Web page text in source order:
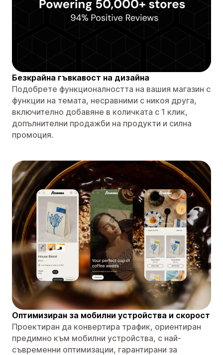
Безкрайна гъвкавост на дизайна
Подобрете функционалността на вашия магазин с
функции на темата, несравними с никоя друга,
включително добавяне в количката с 1 клик,
допълнителни продажби на продукти и силна
промоция.
Оптимизиран за мобилни устройства и скорост
Проектиран да конвертира трафик, ориентиран
предимно към мобилни устройства, с най-
съвременни оптимизации, гарантирани за